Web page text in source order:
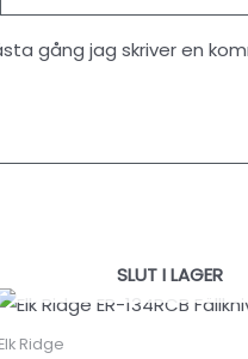
gång jag skriver en
SLUT I LAGER
Elk Ridge